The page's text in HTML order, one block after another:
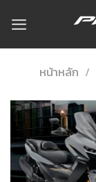
content
หน้าหลัก /